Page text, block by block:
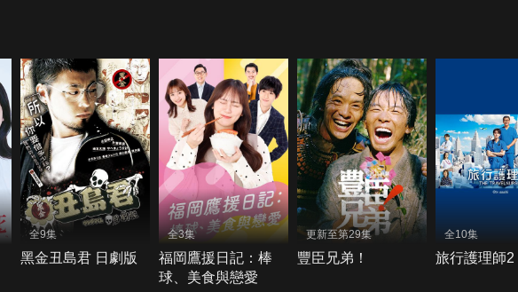
全9集
黑金丑島君 日劇版
全3集
福岡鷹援日記：棒
球、美食與戀愛
更新至第29集
豐臣兄弟！
全10集
旅行護理師2